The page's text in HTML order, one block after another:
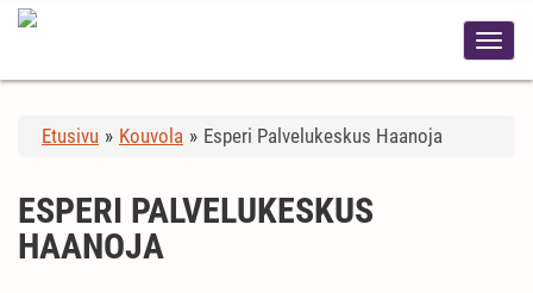
Etusivu » Kouvola » Esperi Palvelukeskus Haanoja
ESPERI PALVELUKESKUS
HAANOJA